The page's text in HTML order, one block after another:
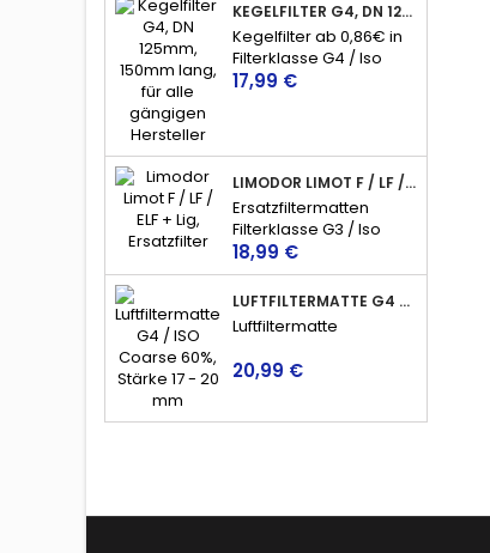
100St/0,86€
KEGELFILTER G4, DN 125, 150MM LANG, ISO COARSE 60%
Kegelfilter ab 0,86€ in
Filterklasse G4 / Iso
Coarse 60%, für
Preis
17,99 €
LIMODOR LIMOT F / LF / ELF + LIG, ERSATZFILTER, LUFTFILTER, BADLÜFTER
Ersatzfiltermatten
Filterklasse G3 / Iso
Coarse 45%
Preis
18,99 €
LUFTFILTERMATTE G4 / ISO COARSE 60%, 17 - 20MM, FILTERVLIES, FILTERROLLE
Luftfiltermatte
Preis
20,99 €